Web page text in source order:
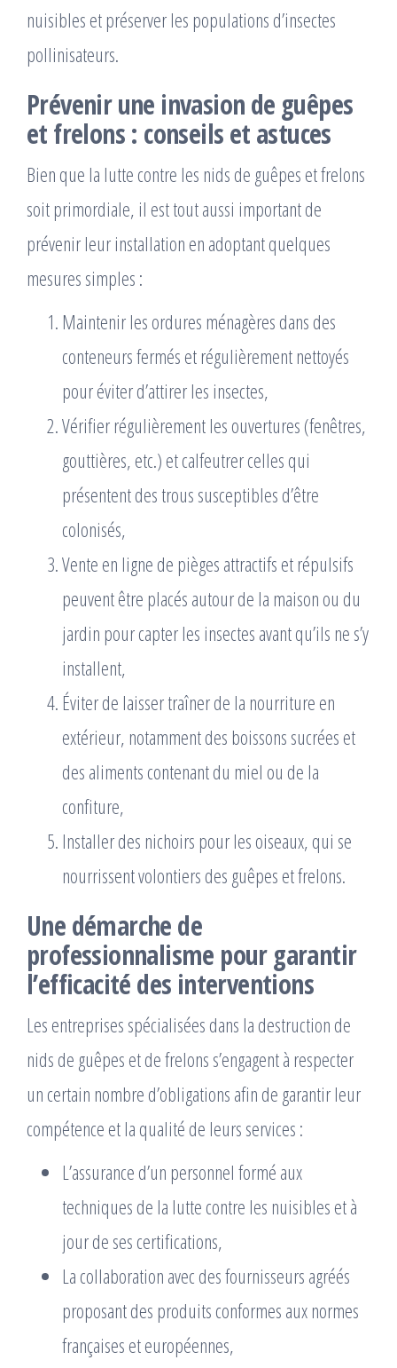
nuisibles et préserver les populations d’insectes
pollinisateurs.
Prévenir une invasion de guêpes
et frelons : conseils et astuces
Bien que la lutte contre les nids de guêpes et frelons
soit primordiale, il est tout aussi important de
prévenir leur installation en adoptant quelques
mesures simples :
Maintenir les ordures ménagères dans des
conteneurs fermés et régulièrement nettoyés
pour éviter d’attirer les insectes,
Vérifier régulièrement les ouvertures (fenêtres,
gouttières, etc.) et calfeutrer celles qui
présentent des trous susceptibles d’être
colonisés,
Vente en ligne de pièges attractifs et répulsifs
peuvent être placés autour de la maison ou du
jardin pour capter les insectes avant qu’ils ne s’y
installent,
Éviter de laisser traîner de la nourriture en
extérieur, notamment des boissons sucrées et
des aliments contenant du miel ou de la
confiture,
Installer des nichoirs pour les oiseaux, qui se
nourrissent volontiers des guêpes et frelons.
Une démarche de
professionnalisme pour garantir
l’efficacité des interventions
Les entreprises spécialisées dans la destruction de
nids de guêpes et de frelons s’engagent à respecter
un certain nombre d’obligations afin de garantir leur
compétence et la qualité de leurs services :
L’assurance d’un personnel formé aux
techniques de la lutte contre les nuisibles et à
jour de ses certifications,
La collaboration avec des fournisseurs agréés
proposant des produits conformes aux normes
françaises et européennes,